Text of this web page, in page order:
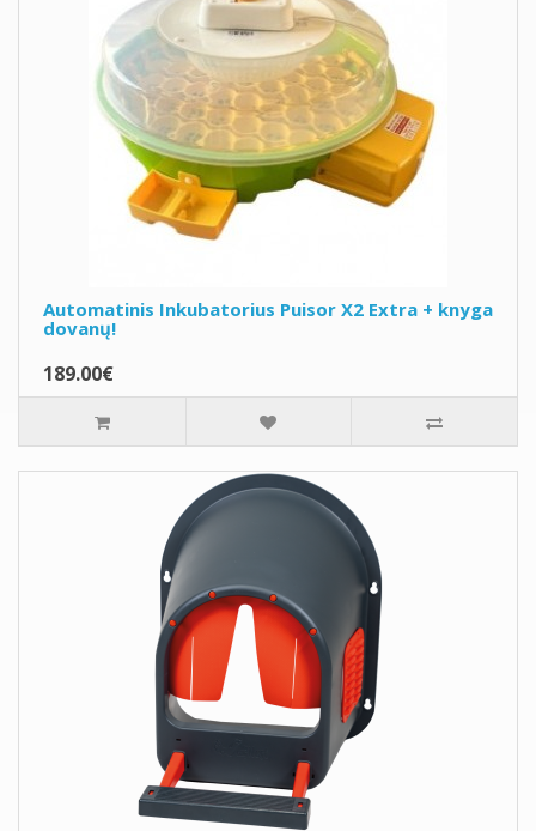
Automatinis Inkubatorius Puisor X2 Extra + knyga
dovanų!
189.00€